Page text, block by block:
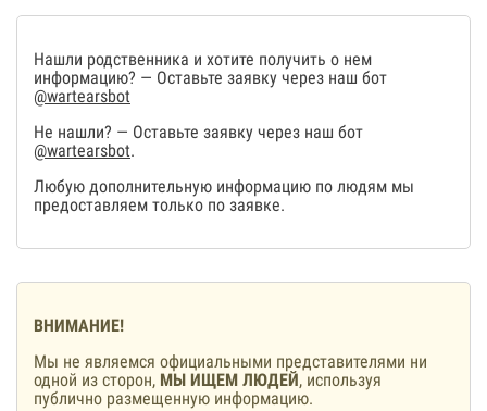
Нашли родственника и хотите получить о нем
информацию? — Оставьте заявку через наш бот
@wartearsbot
Не нашли? — Оставьте заявку через наш бот
@wartearsbot.
Любую дополнительную информацию по людям мы
предоставляем только по заявке.
ВНИМАНИЕ!
Мы не являемся официальными представителями ни
одной из сторон, МЫ ИЩЕМ ЛЮДЕЙ, используя
публично размещенную информацию.